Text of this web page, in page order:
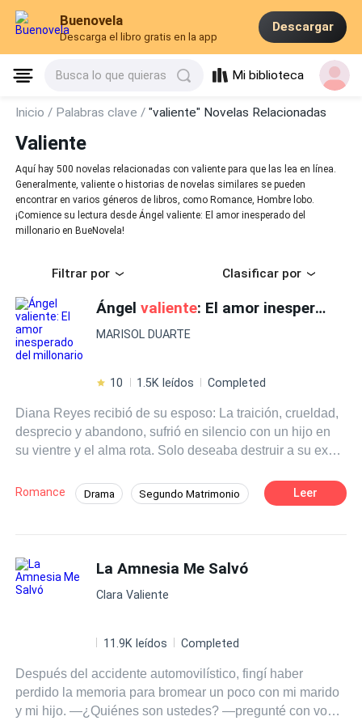
Buenovela
Descarga el libro gratis en la app
Descargar
Busca lo que quieras Mi biblioteca
Inicio / Palabras clave /"valiente" Novelas Relacionadas
Valiente
Aquí hay 500 novelas relacionadas con valiente para que las lea en línea.
Generalmente, valiente o historias de novelas similares se pueden
encontrar en varios géneros de libros, como Romance, Hombre lobo.
¡Comience su lectura desde Ángel valiente: El amor inesperado del
millonario en BueNovela!
Filtrar por Clasificar por
Ángelvaliente: El amor inesperado del millonario
MARISOL DUARTE
10 1.5K leídos Completed
Diana Reyes recibió de su esposo: La traición, crueldad,
desprecio y abandono, sufrió en silencio con un hijo en
su vientre y el alma rota. Solo deseaba destruir a su ex
pasó que el niño que esperaba era producto de un error,
una inseminación que ella no pidió. Ahora Robert López,
dos se imagina que están a punto de vivir una pasión que
quema y que duele hasta huesos, solo porque su ex se
arrepiente de haberla perdido y está dispuesto a todo por
reina que busca justicia. ¿Estarán los malos preparados
Romance Drama Segundo Matrimonio
Divorcio Venganza
Leer
La Amnesia Me Salvó
Clara Valiente
11.9K leídos Completed
Después del accidente automovilístico, fingí haber
perdido la memoria para bromear un poco con mi marido
y mi hijo. —¿Quiénes son ustedes? —pregunté con voz